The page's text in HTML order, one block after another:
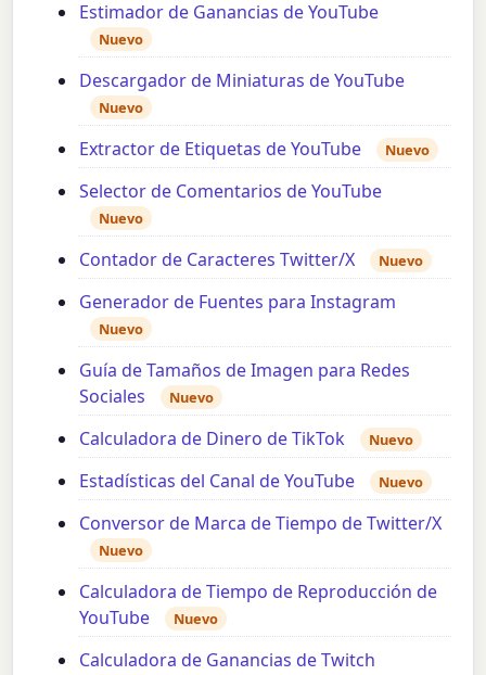
Estimador de Ganancias de YouTube
Nuevo
Descargador de Miniaturas de YouTube
Nuevo
Extractor de Etiquetas de YouTube Nuevo
Selector de Comentarios de YouTube
Nuevo
Contador de Caracteres Twitter/X Nuevo
Generador de Fuentes para Instagram
Nuevo
Guía de Tamaños de Imagen para Redes
Sociales
Nuevo
Calculadora de Dinero de TikTok Nuevo
Estadísticas del Canal de YouTube Nuevo
Conversor de Marca de Tiempo de Twitter/X
Nuevo
Calculadora de Tiempo de Reproducción de
YouTube
Nuevo
Calculadora de Ganancias de Twitch